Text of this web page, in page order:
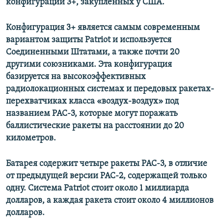
конфигурации 3+, закупленных у США.
Конфигурация 3+ является самым современным
вариантом защиты Patriot и используется
Соединенными Штатами, а также почти 20
другими союзниками. Эта конфигурация
базируется на высокоэффективных
радиолокационных системах и передовых ракетах-
перехватчиках класса «воздух-воздух» под
названием PAC-3, которые могут поражать
баллистические ракеты на расстоянии до 20
километров.
Батарея содержит четыре ракеты PAC-3, в отличие
от предыдущей версии PAC-2, содержащей только
одну. Система Patriot стоит около 1 миллиарда
долларов, а каждая ракета стоит около 4 миллионов
долларов.